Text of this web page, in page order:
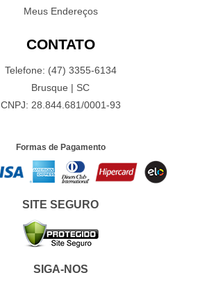
Meus Endereços
CONTATO
Telefone: (47) 3355-6134
Brusque | SC
CNPJ: 28.844.681/0001-93
Formas de Pagamento
SITE SEGURO
SIGA-NOS